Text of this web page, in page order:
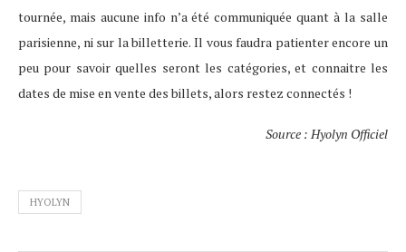
tournée, mais aucune info n’a été communiquée quant à la salle
parisienne, ni sur la billetterie. Il vous faudra patienter encore un
peu pour savoir quelles seront les catégories, et connaitre les
dates de mise en vente des billets, alors restez connectés !
Source : Hyolyn Officiel
HYOLYN